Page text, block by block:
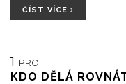
ČÍST VÍCE
1 PRO
KDO DĚLÁ